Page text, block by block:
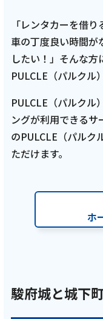
「レンタカーを借
車の丁度良い時間
したい！」そんな
PULCLE（パルクル
PULCLE（パルクル
ングが利用できるサ
のPULCLE（パルク
ただけます。
ホ
駿府城と城下